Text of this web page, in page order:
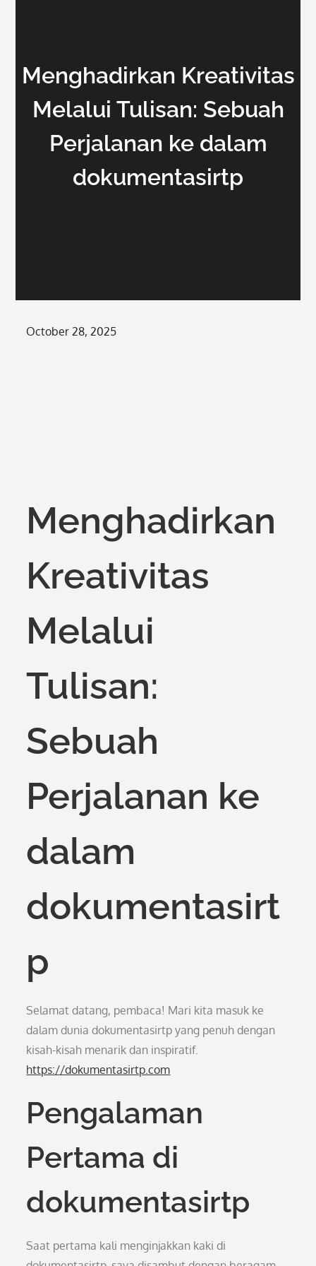
Menghadirkan Kreativitas
Melalui Tulisan: Sebuah
Perjalanan ke dalam
dokumentasirtp
Posted
October 28, 2025
Menghadirkan
Kreativitas
Melalui
Tulisan:
Sebuah
Perjalanan ke
dalam
dokumentasirt
p
Selamat datang, pembaca! Mari kita masuk ke
dalam dunia dokumentasirtp yang penuh dengan
kisah-kisah menarik dan inspiratif.
https://dokumentasirtp.com
Pengalaman
Pertama di
dokumentasirtp
Saat pertama kali menginjakkan kaki di